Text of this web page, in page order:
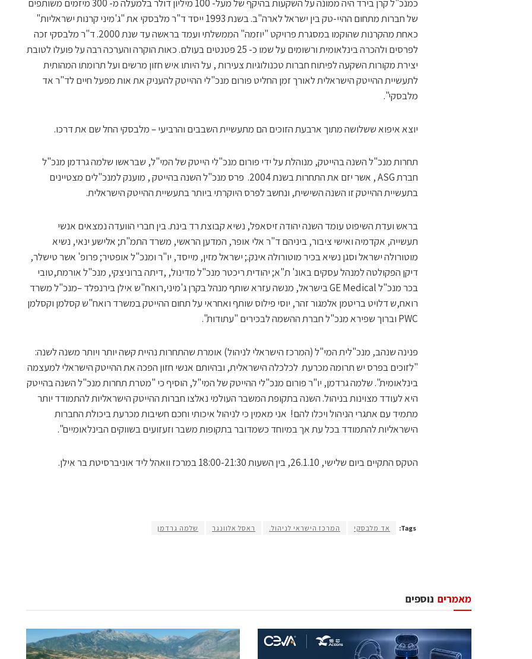
כמנכ"ל קרן בירד היה ממונה על השקעות בהיקף של מעל- 100 מיליון דולר בלמעלה מ- 300 מיזמים משותפים
של חברות מתחום ההיי-טק בין ישראל לארה"ב. בשנת 1993 ייסד ד"ר מלבסקי את "ג'מיני קרנות ישראליות"
כאחת מהקרנות שהוקמו במסגרת פרויקט "יוזמה" הממשלתי ועמד בראשה עד שנת 2000. ד"ר מלבסקי זכה
לפרסים ולהכרה בינלאומית ורשומים על שמו כ- 25 פטנטים בעולם. כאות הוקרה והערכה רבה על פועלו לטובת
יצירת מקורות השקעה לפיתוח חברות טכנולוגיות צעירות , על היותו איש חזון מרשים ועל תרומתו המהותית
לתעשיית ההייטק הישראלית לאורך זמן החליט פורום מנכ"לי ההייטק להעניק את אות מפעל חיים לד"ר אד
מלבסקי".
יוצא איפוא ששלושה מתוך ארבעת הזוכים הם מתעשיית השבבים והרביעי – מלבסקי החל שם את דרכו.
תחרות מנכ"ל השנה בהייטק, מנוהלת על ידי פורום מנכ"לי הייטק של המי"ל, שבראשו שלמה גרדמן מנכ"ל
חברת ASG , אשר יזם את התחרות בשנת 2004. פרס מנכ"ל השנה בהייטק , מוענק למנכ"לים מצטיינים
בתעשיית ההייטק זו השנה השישית, ונחשב לפרס היוקרתי ביותר בתעשיית ההייטק הישראלית.
בראש ועדת השיפוט עומד השנה יהודה זיסאפל, נשיא קבוצת רד בינת. בין חברי הוועדה נמצאים אנשי
תעשייה, אקדמיה ואישי ציבור, ביניהם ד"ר אלי אופר, המדען הראשי, משרד התמ"ת; אלישע ינאי, נשיא
מוטורולה ישראל וסגן נשיא בכיר מוטורולה אינק.; ישראל מזין, מייסד, יו"ר ומנכ"ל אופטיר; פרופ' אשר טישלר,
דיקן הפקולטה למנהל עסקים באונ' ת"א; יהודית ריכטר מנכ"ל מדינול, ,דיתה ברוניצקי, מנכ"ל אורמת,טובי
בכר מנכ"ל GE Medical בישראל, מנשה עזרא שותף מנהל בקרן ג'מיני,רואח"ש אילן בירנפלד –מנכ"ל משרד
רואח,ש דלויט בריטמן אלמגור זהר, יוסי פילוס שותף ואחראי על תחום ההייטק במשרד רואח"ש קסלמן וקסלמן
PWC וברוך שפירא מנכ"ל חברת ההשמה לבכירים "עתודות".
פנינה שנהב, מנכ"לית המי"ל (המרכז הישראלי לניהול) אומרת שהתחרות נהיית קשה יותר ויותר משנה לשנה:
"לזוכים בפרס יש תרומה מכרעת לכלכלה הישראלית, ובהיותם אנשי חזון הפכה את ההייטק הישראלי למעצמה
בינלאומית". שלמה גרדמן, יו"ר פורום מנכ"לי ההייטק של המי"ל, הוסיף כי "מטרת תחרות מנכ"ל השנה בהייטק
היא לעודד מצוינות בניהול. השנה בתקופת המשבר העולמי נאלצו חברות ההייטק הישראליות להתמודד יותר
מתמיד עם אתגרי הניהול ויכלו להם! אני מאמין כי לניהול איכותי וחכם חשיבות מכרעת ביכולת החברות
הישראליות להתמודד בכל עת אך במיוחד כשמדובר בתקופות משבר וזעזועים בשווקים הבינלאומיים".
הטקס התקיים ביום שלישי, 26.1.10, בין השעות 18:00-21:30 במרכז וואהל ליד אוניברסיטת בר אילן.
Tags: אד מלבסקי המרכז הישראי לניהול. ראסל אלוונגר שלמה גרדמן
נוספים מאמרים